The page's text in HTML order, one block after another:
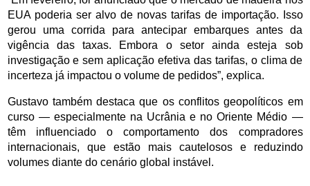
EUA poderia ser alvo de novas tarifas de importação. Isso
gerou uma corrida para antecipar embarques antes da
vigência das taxas. Embora o setor ainda esteja sob
investigação e sem aplicação efetiva das tarifas, o clima de
incerteza já impactou o volume de pedidos”, explica.
Gustavo também destaca que os conflitos geopolíticos em
curso — especialmente na Ucrânia e no Oriente Médio —
têm influenciado o comportamento dos compradores
internacionais, que estão mais cautelosos e reduzindo
volumes diante do cenário global instável.